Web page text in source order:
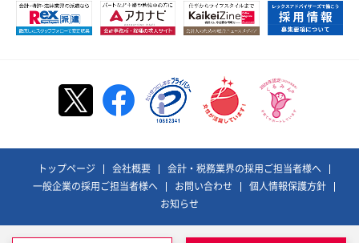
トップページ 会社概要
会計・税務業界の採用ご担当者様へ
一般企業の採用ご担当者様へ
お問い合わせ
個人情報保護方針
お知らせ